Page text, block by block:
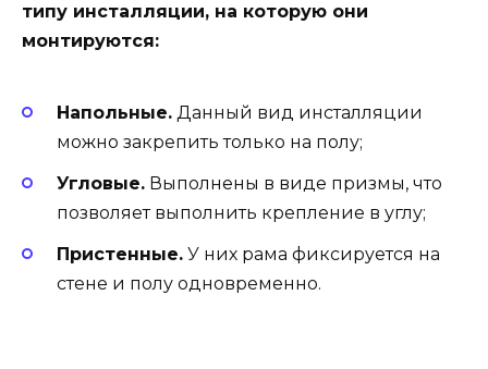
типу инсталляции, на которую они
монтируются:
Напольные. Данный вид инсталляции
можно закрепить только на полу;
Угловые. Выполнены в виде призмы, что
позволяет выполнить крепление в углу;
Пристенные. У них рама фиксируется на
стене и полу одновременно.